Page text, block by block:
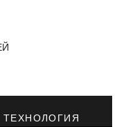
ТЕХНОЛОГИЯ